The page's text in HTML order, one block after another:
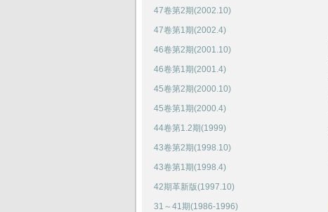
47卷第2期(2002.10)
47卷第1期(2002.4)
46卷第2期(2001.10)
46卷第1期(2001.4)
45卷第2期(2000.10)
45卷第1期(2000.4)
44卷第1.2期(1999)
43卷第2期(1998.10)
43卷第1期(1998.4)
42期革新版(1997.10)
31～41期(1986-1996)